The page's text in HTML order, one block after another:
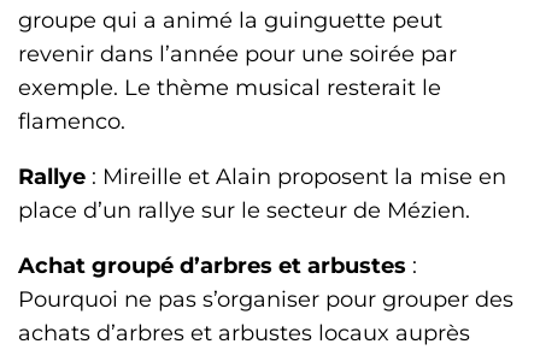
groupe qui a animé la guinguette peut
revenir dans l’année pour une soirée par
exemple. Le thème musical resterait le
flamenco.
Rallye : Mireille et Alain proposent la mise en
place d’un rallye sur le secteur de Mézien.
Achat groupé d’arbres et arbustes :
Pourquoi ne pas s’organiser pour grouper des
achats d’arbres et arbustes locaux auprès